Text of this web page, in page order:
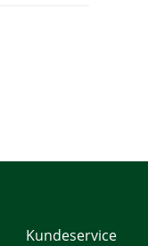
Kundeservice